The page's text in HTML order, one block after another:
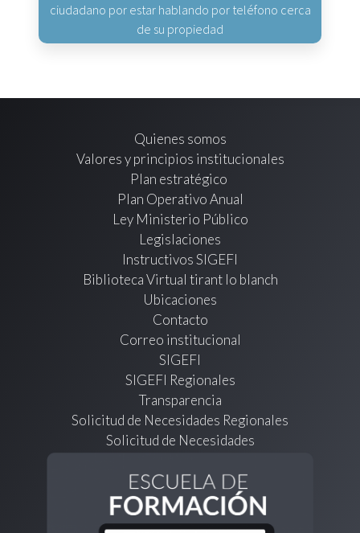
ciudadano por estar hablando por teléfono cerca
de su propiedad
Quienes somos
Valores y principios institucionales
Plan estratégico
Plan Operativo Anual
Ley Ministerio Público
Legislaciones
Instructivos SIGEFI
Biblioteca Virtual tirant lo blanch
Ubicaciones
Contacto
Correo institucional
SIGEFI
SIGEFI Regionales
Transparencia
Solicitud de Necesidades Regionales
Solicitud de Necesidades